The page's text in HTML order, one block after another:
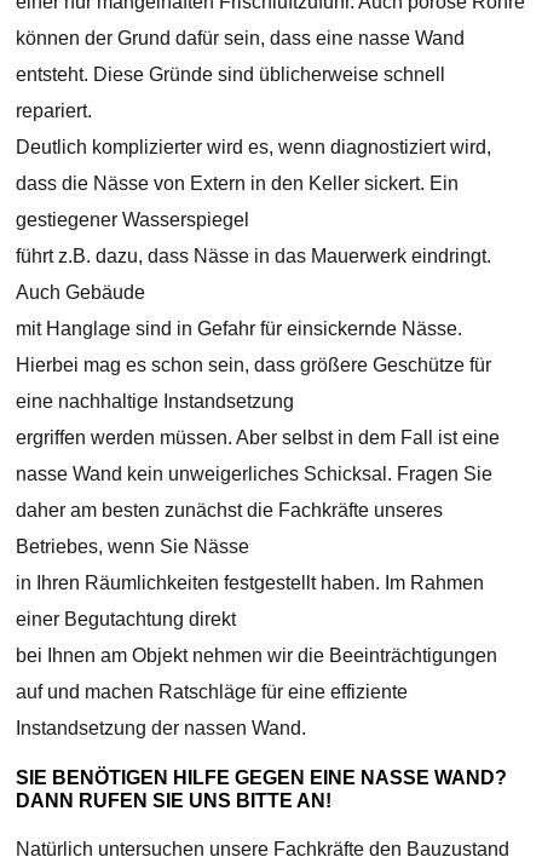
können der Grund dafür sein, dass eine nasse Wand
entsteht. Diese Gründe sind üblicherweise schnell
repariert.
Deutlich komplizierter wird es, wenn diagnostiziert wird,
dass die Nässe von Extern in den Keller sickert. Ein
gestiegener Wasserspiegel
führt z.B. dazu, dass Nässe in das Mauerwerk eindringt.
Auch Gebäude
mit Hanglage sind in Gefahr für einsickernde Nässe.
Hierbei mag es schon sein, dass größere Geschütze für
eine nachhaltige Instandsetzung
ergriffen werden müssen. Aber selbst in dem Fall ist eine
nasse Wand kein unweigerliches Schicksal. Fragen Sie
daher am besten zunächst die Fachkräfte unseres
Betriebes, wenn Sie Nässe
in Ihren Räumlichkeiten festgestellt haben. Im Rahmen
einer Begutachtung direkt
bei Ihnen am Objekt nehmen wir die Beeinträchtigungen
auf und machen Ratschläge für eine effiziente
Instandsetzung der nassen Wand.
SIE BENÖTIGEN HILFE GEGEN EINE NASSE WAND?
DANN RUFEN SIE UNS BITTE AN!
Natürlich untersuchen unsere Fachkräfte den Bauzustand